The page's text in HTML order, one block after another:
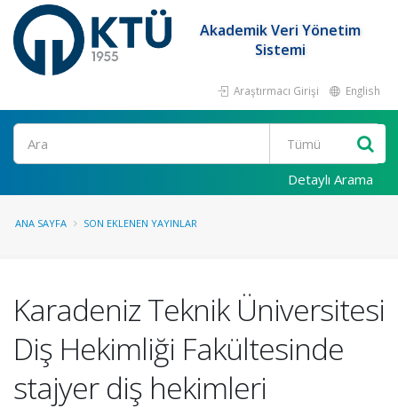
Akademik Veri Yönetim
Sistemi
Araştırmacı Girişi English
Ara
Detaylı Arama
ANA SAYFA SON EKLENEN YAYINLAR
Karadeniz Teknik Üniversitesi
Diş Hekimliği Fakültesinde
stajyer diş hekimleri